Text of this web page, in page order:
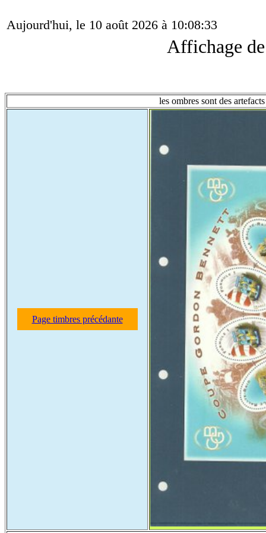
Aujourd'hui, le 10 août 2026 à 10:08:33
Affichage
les ombres sont des
Page timbres précédante